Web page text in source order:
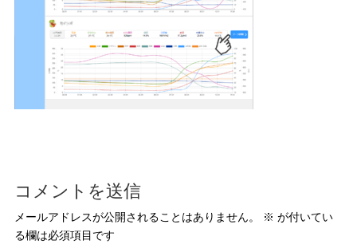
コメントを送信
メールアドレスが公開されることはありません。 ※ が付いてい
る欄は必須項目です